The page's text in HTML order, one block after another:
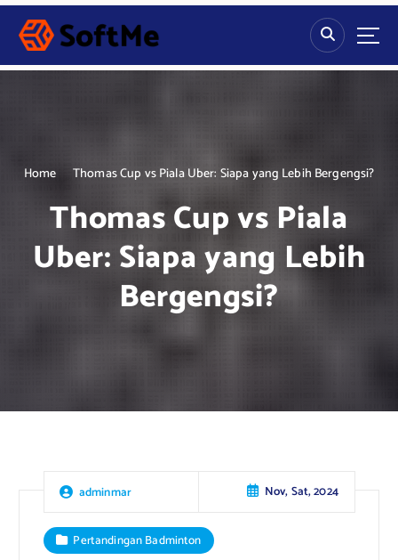
S
p
Home Thomas Cup vs Piala Uber: Siapa yang Lebih Bergengsi?
Thomas Cup vs Piala
Uber: Siapa yang Lebih
Bergengsi?
adminmar Nov, Sat, 2024
Pertandingan Badminton